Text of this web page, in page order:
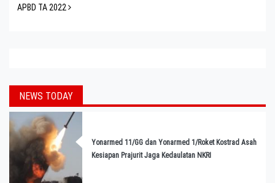
APBD TA 2022
NEWS TODAY
Yonarmed 11/GG dan Yonarmed 1/Roket Kostrad Asah
Kesiapan Prajurit Jaga Kedaulatan NKRI